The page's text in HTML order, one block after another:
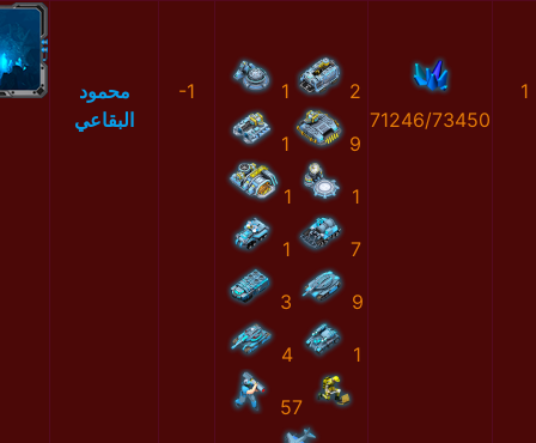
محمود
البقاعي
-1 1 2
1 9
1 1
1 7
3 9
4 1
57
71246/73450
1